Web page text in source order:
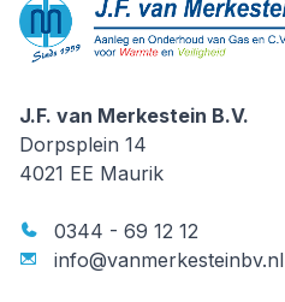
J.F. van Merkestein B.V.
J.F. van Merkestein B.V.
Dorpsplein 14
4021 EE Maurik
0344 - 69 12 12
info@vanmerkesteinbv.nl